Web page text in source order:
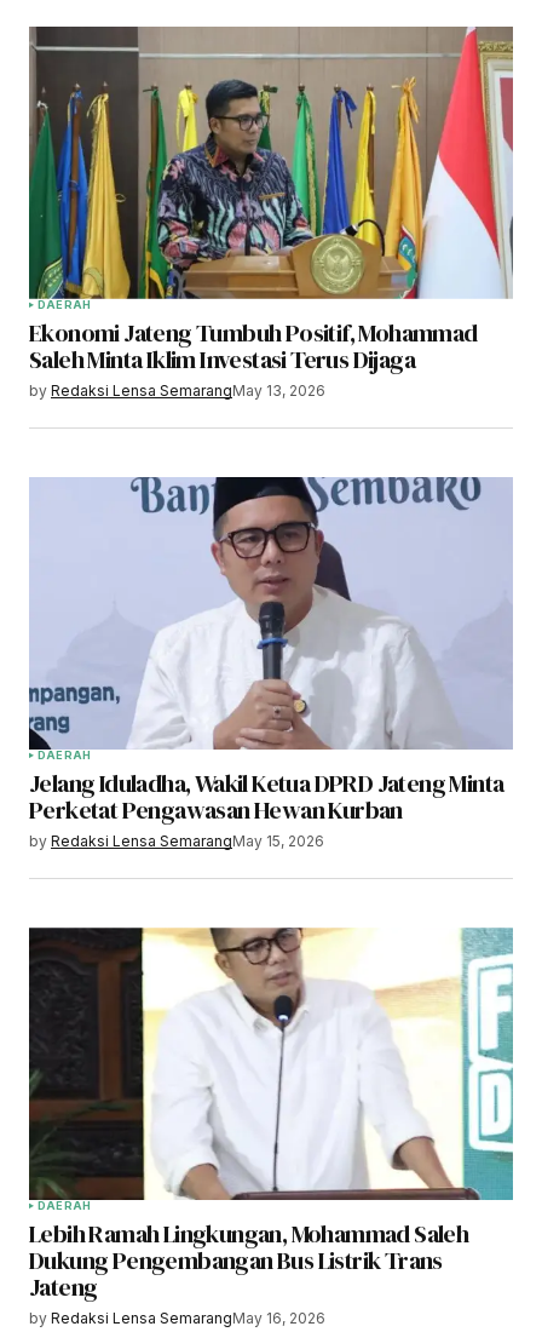
DAERAH
Ekonomi Jateng Tumbuh Positif, Mohammad
Saleh Minta Iklim Investasi Terus Dijaga
by Redaksi Lensa SemarangMay 13, 2026
DAERAH
Jelang Iduladha, Wakil Ketua DPRD Jateng Minta
Perketat Pengawasan Hewan Kurban
by Redaksi Lensa SemarangMay 15, 2026
DAERAH
Lebih Ramah Lingkungan, Mohammad Saleh
Dukung Pengembangan Bus Listrik Trans
Jateng
by Redaksi Lensa SemarangMay 16, 2026